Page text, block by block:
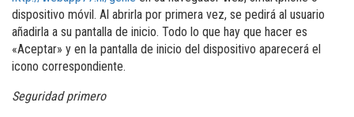
dispositivo móvil. Al abrirla por primera vez, se pedirá al usuario
añadirla a su pantalla de inicio. Todo lo que hay que hacer es
«Aceptar» y en la pantalla de inicio del dispositivo aparecerá el
icono correspondiente.
Seguridad primero